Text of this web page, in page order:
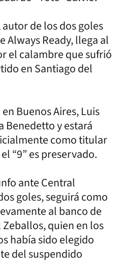
de los dos goles
Ready, llega al
el calambre que sufrió
en Santiago del
Buenos Aires, Luis
Benedetto y estará
como titular
“9” es preservado.
ante Central
goles, seguirá como
al banco de
quien en los
había sido elegido
del suspendido